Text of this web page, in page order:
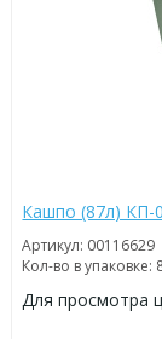
Кашпо (87л) КП-
Артикул: 00116629
Кол-во в упаковке:
Для просмотра